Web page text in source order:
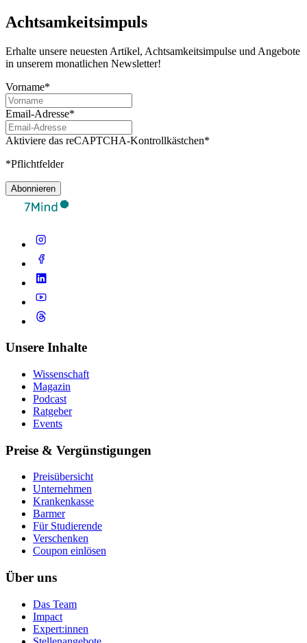
Achtsamkeitsimpuls
Erhalte unsere neuesten Artikel, Achtsamkeitsimpulse und Angebote
in unserem monatlichen Newsletter!
Vorname*
Email-Adresse*
Aktiviere das reCAPTCHA-Kontrollkästchen*
*Pflichtfelder
Abonnieren
Unsere Inhalte
Wissenschaft
Magazin
Podcast
Ratgeber
Events
Preise & Vergünstigungen
Preisübersicht
Unternehmen
Krankenkasse
Barmer
Für Studierende
Ver­schen­ken
Coupon einlösen
Über uns
Das Team
Impact
Expert:innen